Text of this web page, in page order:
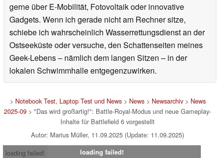
gerne über E-Mobilität, Fotovoltaik oder innovative
Gadgets. Wenn ich gerade nicht am Rechner sitze,
schiebe ich wahrscheinlich Wasserrettungsdienst an der
Ostseeküste oder versuche, den Schattenseiten meines
Geek-Lebens – nämlich dem langen Sitzen – in der
lokalen Schwimmhalle entgegenzuwirken.
> Notebook Test, Laptop Test und News> News> Newsarchiv> News
2025-09 > "Das wird großartig!": Battle-Royal-Modus und neue Gameplay-
Inhalte für Battlefield 6 vorgestellt
Autor: Marius Müller, 11.09.2025 (Update: 11.09.2025)
loading failed!
loading failed!